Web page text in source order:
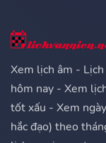
Xem lịch âm -
hôm nay - Xem
tốt xấu - Xem
hắc đạo) theo